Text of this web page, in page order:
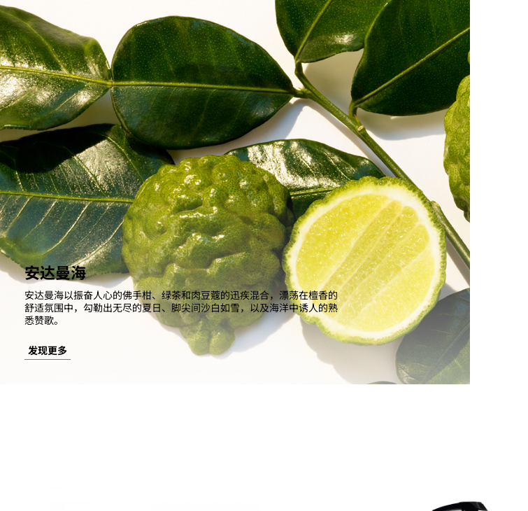
安达曼海
安达曼海以振奋人心的佛手柑、绿茶和肉豆蔻的迅疾混合，漂荡在檀香的
舒适氛围中，勾勒出无尽的夏日、脚尖间沙白如雪，以及海洋中诱人的熟
悉赞歌。
发现更多